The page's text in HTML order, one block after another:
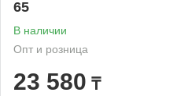
65
В наличии
Опт и розница
23 580 ₸